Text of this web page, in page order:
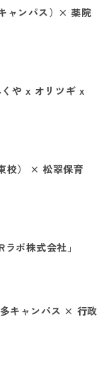
ャンパス）× 薬院
や x オリツギ x
校） × 松翠保育
ボ株式会社」
キャンパス × 行政